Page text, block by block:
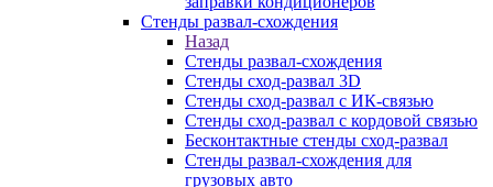
Стенды развал-схождения
Назад
Стенды развал-схождения
Стенды сход-развал 3D
Стенды сход-развал с ИК-связью
Стенды сход-развал с кордовой связью
Бесконтактные стенды сход-развал
Стенды развал-схождения для
грузовых авто